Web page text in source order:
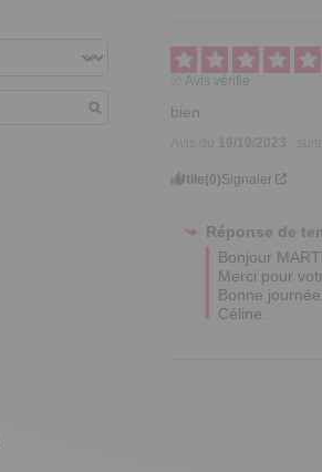
Avis vérifié
bien
Utile(0)Signaler
Réponse de
Bonjour
Merci pour
Bonne journée.
Céline.